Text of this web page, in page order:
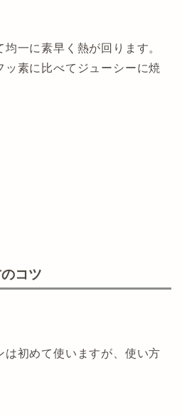
一に素早く熱が回ります。
素に比べてジューシーに焼
コツ
は初めて使いますが、使い方